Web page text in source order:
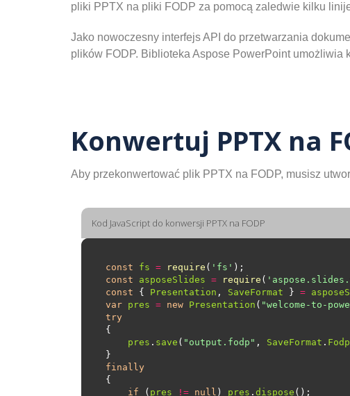
pliki PPTX na pliki FODP za pomocą zaledwie kilku
Jako nowoczesny interfejs API do przetwarzania
plików FODP. Biblioteka Aspose PowerPoint
Konwertuj PPTX na
Aby przekonwertować plik PPTX na FODP, musisz
Kod JavaScript do konwersji PPTX na FODP
const fs = require ( 'fs'
const
asposeSlides = require (
const { Presentation , SaveFormat } =
var pres = new Presentation ( "welcome-to-
try
pres . save ( "output.fodp" , SaveFormat . Fodp
finally
if ( pres != null ) pres . dispose